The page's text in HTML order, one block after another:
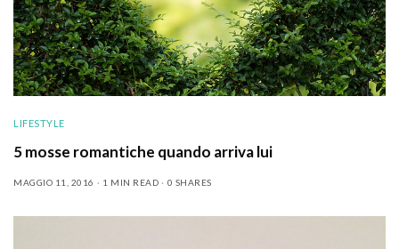
LIFESTYLE
5 mosse romantiche quando arriva lui
MAGGIO 11, 2016 1 MIN READ 0 SHARES